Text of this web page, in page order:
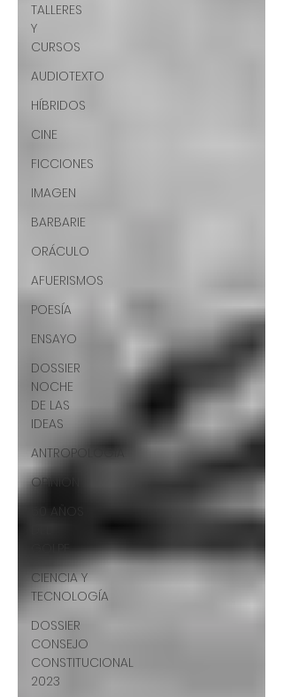
TALLERES
Y
CURSOS
AUDIOTEXTO
HÍBRIDOS
CINE
FICCIONES
IMAGEN
BARBARIE
ORÁCULO
AFUERISMOS
POESÍA
ENSAYO
DOSSIER
NOCHE
DE LAS
IDEAS
ANTROPOLOGÍA
OPINIÓN
50 AÑOS
CIENCIA Y
TECNOLOGÍA
DOSSIER
CONSEJO
CONSTITUCIONAL
2023